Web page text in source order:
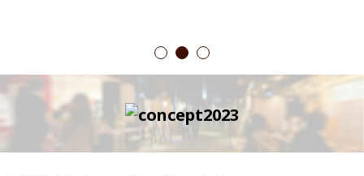
1 2 3